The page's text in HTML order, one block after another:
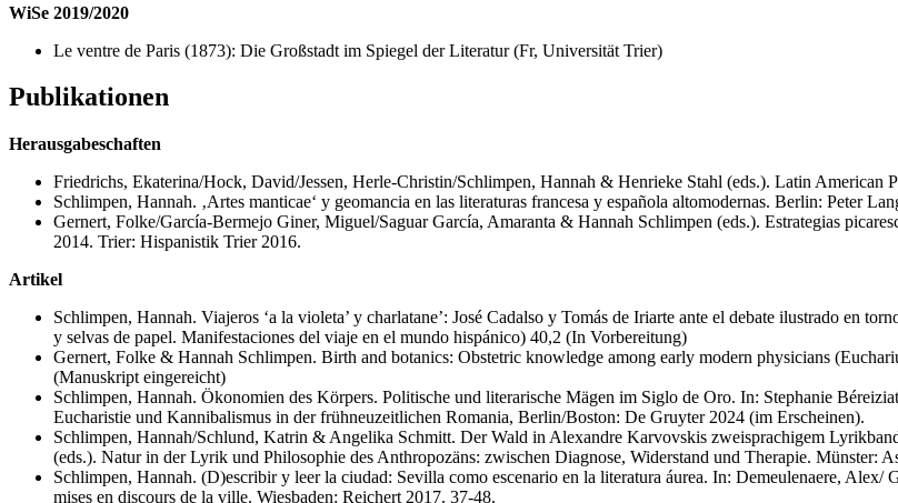
WiSe 2019/2020
Le ventre de Paris (1873): Die Großstadt im Spiegel der Literatur (Fr, Universität Trier)
Publikationen
Herausgabeschaften
Friedrichs, Ekaterina/Hock, David/Jessen, Herle-Christin/Schlimpen, Hannah & Henrieke Stahl (eds.). Latin American
Schlimpen, Hannah. ‚Artes manticae‘ y geomancia en las literaturas francesa y española altomodernas. Berlin: Peter
Gernert, Folke/García-Bermejo Giner, Miguel/Saguar García, Amaranta & Hannah Schlimpen (eds.). Estrategias
2014. Trier: Hispanistik Trier 2016.
Artikel
Schlimpen, Hannah. Viajeros ‘a la violeta’ y charlatane’: José Cadalso y Tomás de Iriarte ante el debate ilustrado en
y selvas de papel. Manifestaciones del viaje en el mundo hispánico) 40,2 (In Vorbereitung)
Gernert, Folke & Hannah Schlimpen. Birth and botanics: Obstetric knowledge among early modern physicians
(Manuskript eingereicht)
Schlimpen, Hannah. Ökonomien des Körpers. Politische und literarische Mägen im Siglo de Oro. In: Stephanie
Eucharistie und Kannibalismus in der frühneuzeitlichen Romania, Berlin/Boston: De Gruyter 2024 (im Erscheinen).
Schlimpen, Hannah/Schlund, Katrin & Angelika Schmitt. Der Wald in Alexandre Karvovskis zweisprachigem
(eds.). Natur in der Lyrik und Philosophie des Anthropozäns: zwischen Diagnose, Widerstand und Therapie. Münster:
Schlimpen, Hannah. (D)escribir y leer la ciudad: Sevilla como escenario en la literatura áurea. In: Demeulenaere,
mises en discours de la ville. Wiesbaden: Reichert 2017. 37-48.